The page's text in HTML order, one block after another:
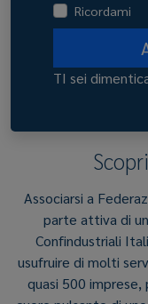
Ricordami
TI sei
Associarsi a
parte attiva di
Confindustriali
usufruire di molti
quasi 500